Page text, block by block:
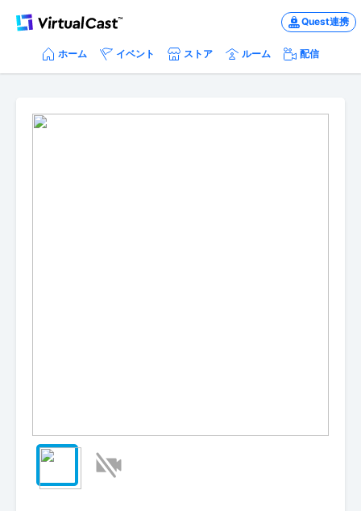
Quest連携
ホーム イベント ストア ルーム 配信